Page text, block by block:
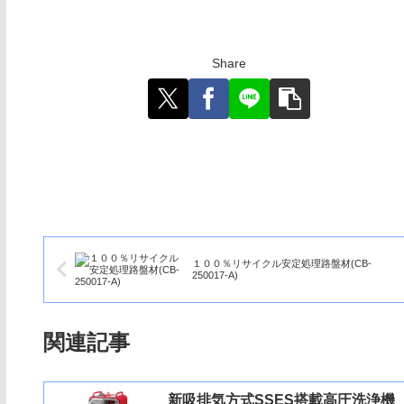
Share
１００％リサイクル安定処理路盤材(CB-
250017-A)
関連記事
新吸排気方式SSES搭載高圧洗浄機